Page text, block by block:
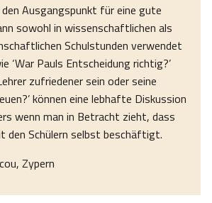
Ausgangspunkt für eine gute
sowohl in wissenschaftlichen als
Schulstunden verwendet
‘War Pauls Entscheidung richtig?’
zufriedener sein oder seine
können eine lebhafte Diskussion
wenn man in Betracht zieht, dass
den Schülern selbst beschäftigt.
Zypern